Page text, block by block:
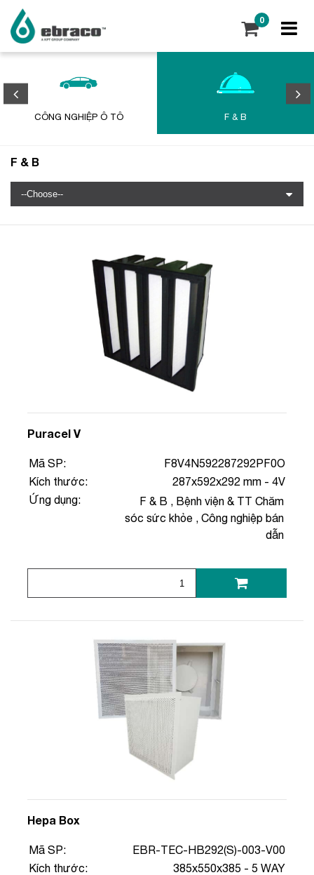
0
CÔNG NGHIỆP Ô TÔ F & B
F & B
Puracel V
Mã SP:
F8V4N592287292PF0O
Kích thước:
287x592x292 mm - 4V
Ứng dụng:
F & B , Bệnh viện & TT Chăm
sóc sức khỏe , Công nghiệp bán
dẫn
Hepa Box
Mã SP:
EBR-TEC-HB292(S)-003-V00
Kích thước:
385x550x385 - 5 WAY